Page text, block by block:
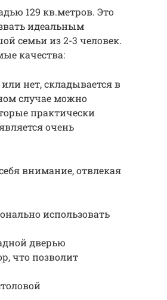
129 кв.метров. Это
идеальным
семьи из 2-3 человек.
качества:
нет, складывается в
случае можно
практически
очень
внимание, отвлекая
использовать
дверью
что позволит